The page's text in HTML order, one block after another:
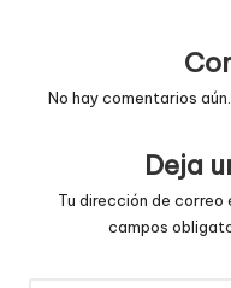
No hay comentarios
Deja
Tu dirección de correo
campos